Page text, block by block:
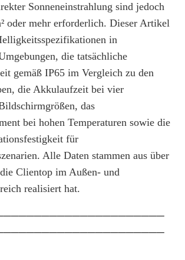
Sonneneinstrahlung sind jedoch
oder mehr erforderlich. Dieser Artikel
in
die tatsächliche
gemäß IP65 im Vergleich zu den
die Akkulaufzeit bei vier
das
bei hohen Temperaturen sowie die
für
Alle Daten stammen aus über
Clientop im Außen- und
realisiert hat.